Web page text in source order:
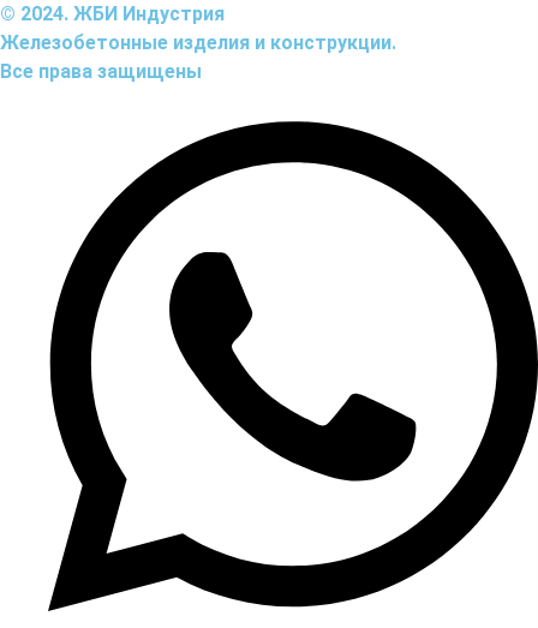
© 2024. ЖБИ Индустрия
Железобетонные изделия и конструкции.
Все права защищены